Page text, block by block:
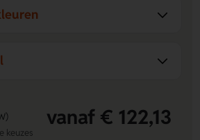
vanaf € 122,13
keuzes